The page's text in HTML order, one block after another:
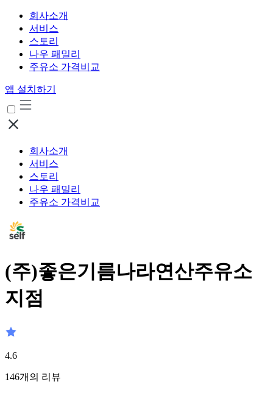
회사소개
서비스
스토리
나우 패밀리
주유소 가격비교
앱 설치하기
회사소개
서비스
스토리
나우 패밀리
주유소 가격비교
(주)좋은기름나라연산주유소
지점
4.6
146개의 리뷰